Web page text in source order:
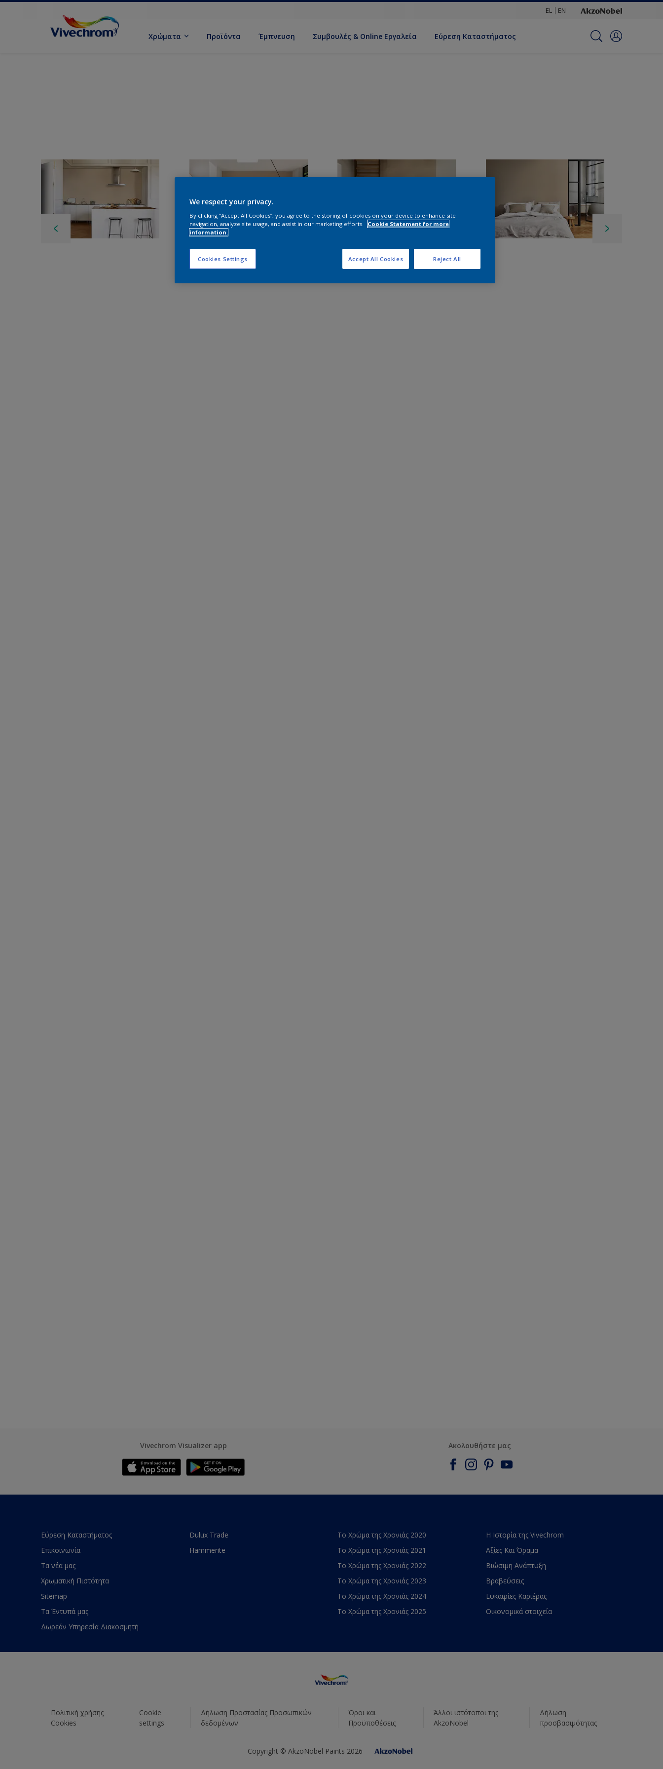
EL EN
Χρώματα Προϊόντα Έμπνευση Συμβουλές & Online Εργαλεία Εύρεση Καταστήματος
Vivechrom Visualizer app Ακολουθήστε μας
Εύρεση Καταστήματος
Επικοινωνία
Τα νέα μας
Χρωματική Πιστότητα
Sitemap
Τα Έντυπά μας
Δωρεάν Υπηρεσία Διακοσμητή
Dulux Trade
Hammerite
Το Χρώμα της Χρονιάς 2020
Το Χρώμα της Χρονιάς 2021
Το Χρώμα της Χρονιάς 2022
Το Χρώμα της Χρονιάς 2023
Το Χρώμα της Χρονιάς 2024
Το Χρώμα της Χρονιάς 2025
Η Ιστορία της Vivechrom
Αξίες Και Όραμα
Βιώσιμη Ανάπτυξη
Βραβεύσεις
Ευκαιρίες Καριέρας
Οικονομικά στοιχεία
Πολιτική χρήσης
Cookies
Cookie
settings
Δήλωση Προστασίας Προσωπικών
δεδομένων
Όροι και
Προϋποθέσεις
Άλλοι ιστότοποι της
AkzoNobel
Δήλωση
προσβασιμότητας
Copyright © AkzoNobel Paints 2026
We respect your privacy.
By clicking “Accept All Cookies”, you agree to the storing of cookies on your device to enhance site
navigation, analyze site usage, and assist in our marketing efforts.
Cookie Statement for more
information.
Cookies Settings Reject All
Accept All Cookies